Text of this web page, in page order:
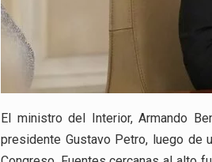
El ministro del Interior, Armando
presidente Gustavo Petro, luego de